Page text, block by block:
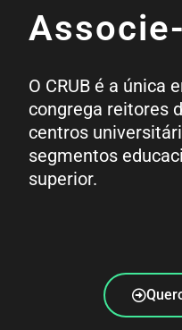
O CRUB é a única
congrega reitores
centros
segmentos
superior.